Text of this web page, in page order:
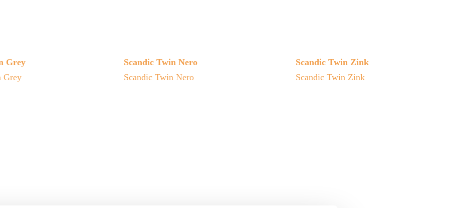
Grey
Grey
Scandic Twin Nero
Scandic Twin Nero
Scandic Twin Zink
Scandic Twin Zink